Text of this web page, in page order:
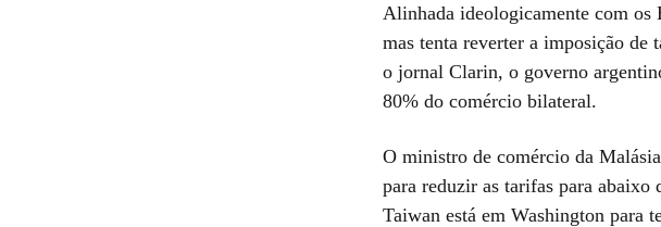
Alinhada ideologicamente com
mas tenta reverter a imposição de
o jornal Clarin, o governo
80% do comércio bilateral.
O ministro de comércio da
para reduzir as tarifas para
Taiwan está em Washington para